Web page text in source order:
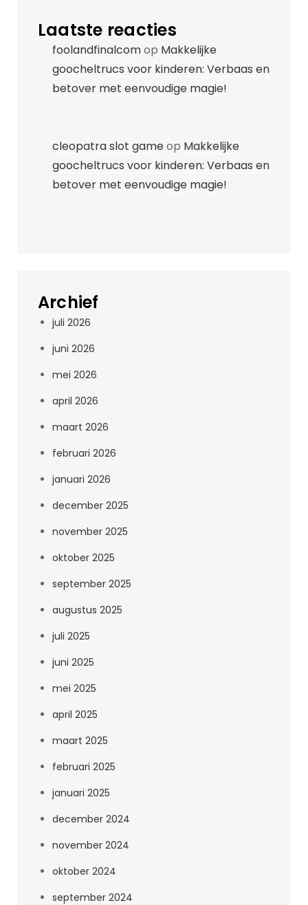
Laatste reacties
foolandfinalcomop Makkelijke
goocheltrucs voor kinderen: Verbaas en
betover met eenvoudige magie!
cleopatra slot gameop Makkelijke
goocheltrucs voor kinderen: Verbaas en
betover met eenvoudige magie!
Archief
juli 2026
juni 2026
mei 2026
april 2026
maart 2026
februari 2026
januari 2026
december 2025
november 2025
oktober 2025
september 2025
augustus 2025
juli 2025
juni 2025
mei 2025
april 2025
maart 2025
februari 2025
januari 2025
december 2024
november 2024
oktober 2024
september 2024